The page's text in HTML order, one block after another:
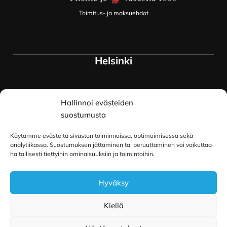
Hallinnoi evästeiden
suostumusta
Käytämme evästeitä sivuston toiminnoissa, optimoimisessa sekä
analytiikassa. Suostumuksen jättäminen tai peruuttaminen voi vaikuttaa
haitallisesti tiettyihin ominaisuuksiin ja toimintoihin.
Hyväksy
Kiellä
Toimitus- ja maksuehdot
Helsinki
Myymälä ja keskusvarasto
Siltavuorenranta 18
00170 Helsinki
Oulu
Kauppurienkatu 34
90100 Oulu